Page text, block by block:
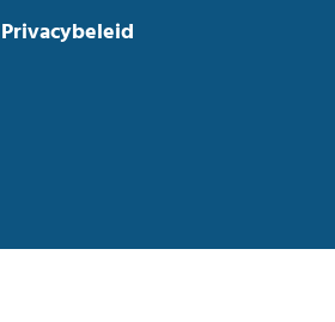
Privacybeleid